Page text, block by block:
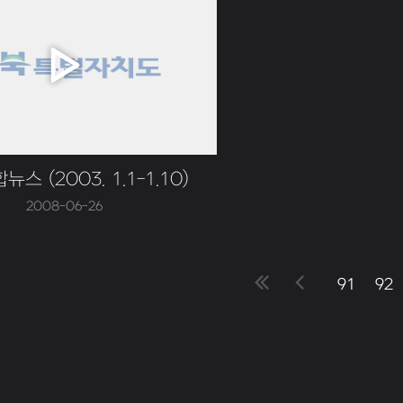
뉴스 (2003. 1.1-1.10)
2008-06-26
91 92